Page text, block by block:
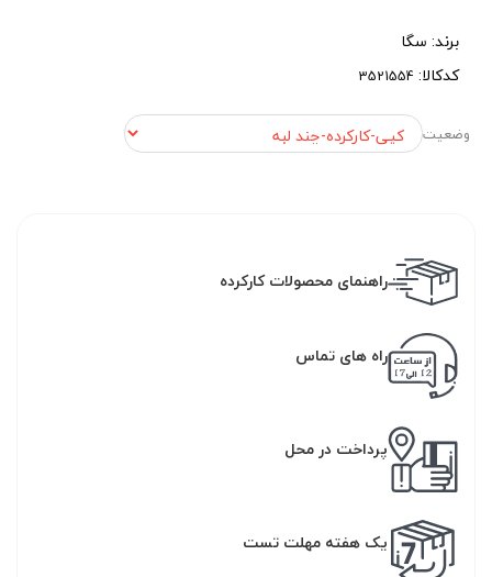
برند: سگا
کدکالا:
وضعیت
راهنمای محصولات کارکرده
راه های تماس
پرداخت در محل
یک هفته مهلت تست